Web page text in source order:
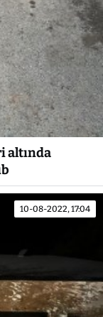
altında
10-08-2022, 17:04